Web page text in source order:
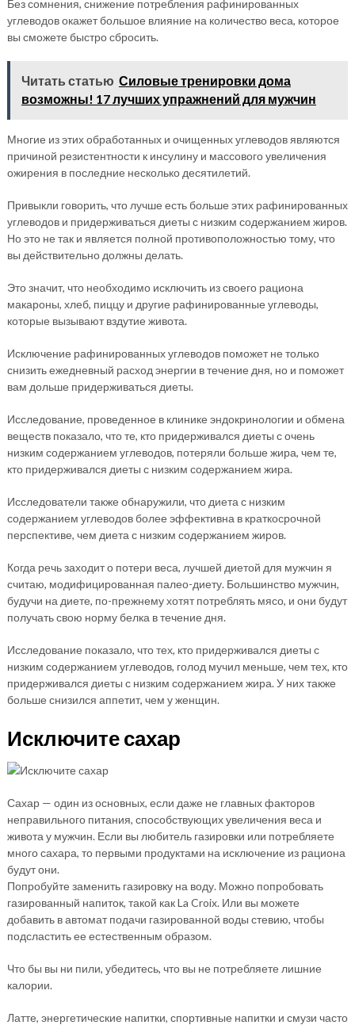
Без сомнения, снижение потребления рафинированных
углеводов окажет большое влияние на количество веса, которое
вы сможете быстро сбросить.
Читать статью Силовые тренировки дома
возможны! 17 лучших упражнений для мужчин
Многие из этих обработанных и очищенных углеводов являются
причиной резистентности к инсулину и массового увеличения
ожирения в последние несколько десятилетий.
Привыкли говорить, что лучше есть больше этих рафинированных
углеводов и придерживаться диеты с низким содержанием жиров.
Но это не так и является полной противоположностью тому, что
вы действительно должны делать.
Это значит, что необходимо исключить из своего рациона
макароны, хлеб, пиццу и другие рафинированные углеводы,
которые вызывают вздутие живота.
Исключение рафинированных углеводов поможет не только
снизить ежедневный расход энергии в течение дня, но и поможет
вам дольше придерживаться диеты.
Исследование, проведенное в клинике эндокринологии и обмена
веществ показало, что те, кто придерживался диеты с очень
низким содержанием углеводов, потеряли больше жира, чем те,
кто придерживался диеты с низким содержанием жира.
Исследователи также обнаружили, что диета с низким
содержанием углеводов более эффективна в краткосрочной
перспективе, чем диета с низким содержанием жиров.
Когда речь заходит о потери веса, лучшей диетой для мужчин я
считаю, модифицированная палео-диету. Большинство мужчин,
будучи на диете, по-прежнему хотят потреблять мясо, и они будут
получать свою норму белка в течение дня.
Исследование показало, что тех, кто придерживался диеты с
низким содержанием углеводов, голод мучил меньше, чем тех, кто
придерживался диеты с низким содержанием жира. У них также
больше снизился аппетит, чем у женщин.
Исключите сахар
Сахар — один из основных, если даже не главных факторов
неправильного питания, способствующих увеличения веса и
живота у мужчин. Если вы любитель газировки или потребляете
много сахара, то первыми продуктами на исключение из рациона
будут они.
Попробуйте заменить газировку на воду. Можно попробовать
газированный напиток, такой как La Croix. Или вы можете
добавить в автомат подачи газированной воды стевию, чтобы
подсластить ее естественным образом.
Что бы вы ни пили, убедитесь, что вы не потребляете лишние
калории.
Латте, энергетические напитки, спортивные напитки и смузи часто